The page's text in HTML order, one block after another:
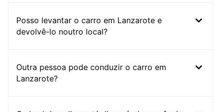
Posso levantar o carro em Lanzarote e
devolvê-lo noutro local?
Outra pessoa pode conduzir o carro em
Lanzarote?